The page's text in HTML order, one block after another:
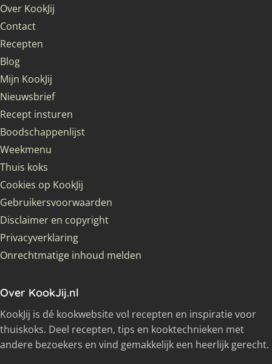
Over KookJij
Contact
Recepten
Blog
Mijn KookJij
Nieuwsbrief
Recept insturen
Boodschappenlijst
Weekmenu
Thuis koks
Cookies op KookJij
Gebruikersvoorwaarden
Disclaimer en copyright
Privacyverklaring
Onrechtmatige inhoud melden
Over KookJij.nl
KookJij is dé kookwebsite vol recepten en inspiratie voor
thuiskoks. Deel recepten, tips en kooktechnieken met
andere bezoekers en vind gemakkelijk een heerlijk gerecht.